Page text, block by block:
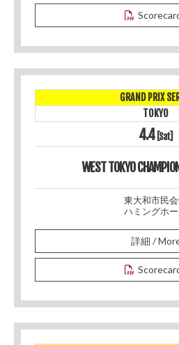
GRAND PRIX
TOKYO
4.4 [Sat]
WEST TOKYO
東大和市民
ハミングホ
詳細 /